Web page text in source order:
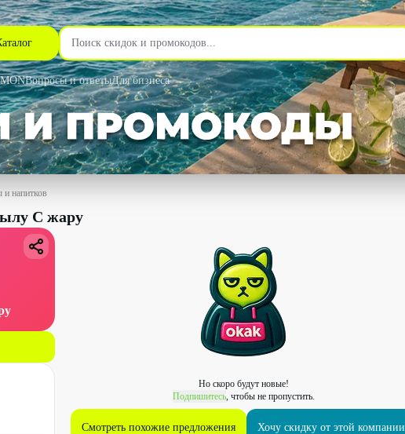
Вопросы и ответыДля бизнеса
и напитков
С жару
Но скоро будут новые!
Подпишитесь, чтобы не пропустить.
Смотреть похожие предложения Хочу скидку от этой компании